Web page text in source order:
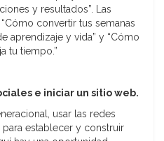
y resultados”. Las
convertir tus semanas
aprendizaje y vida” y “Cómo
tu tiempo.”
e iniciar un sitio web.
usar las redes
establecer y construir